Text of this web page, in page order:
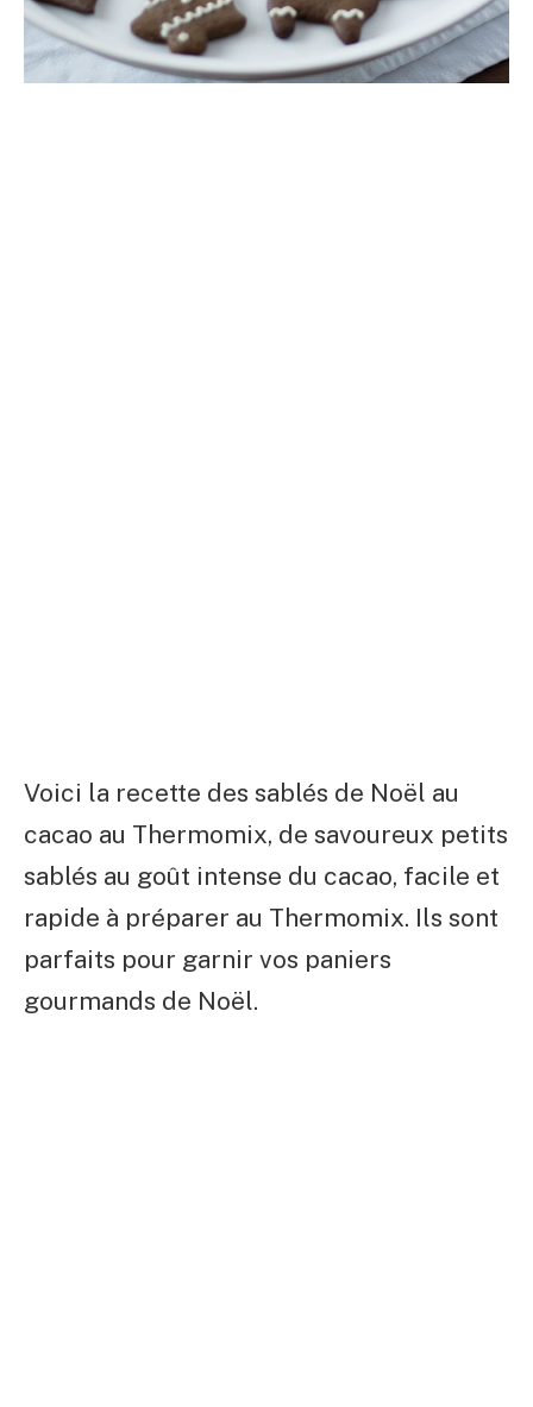
Voici la recette des sablés de Noël au
cacao au Thermomix, de savoureux petits
sablés au goût intense du cacao, facile et
rapide à préparer au Thermomix. Ils sont
parfaits pour garnir vos paniers
gourmands de Noël.